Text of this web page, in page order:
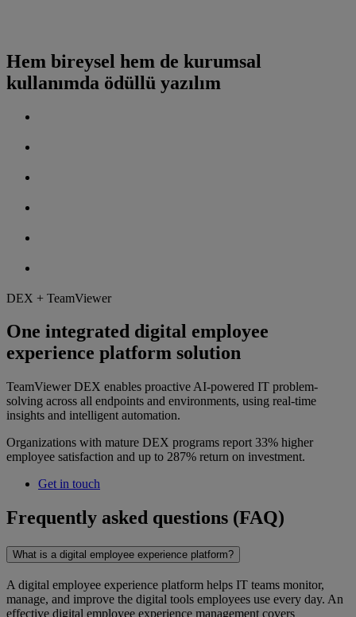
Hem bireysel hem de kurumsal
kullanımda ödüllü yazılım
DEX + TeamViewer
One integrated digital employee
experience platform solution
TeamViewer DEX enables proactive AI-powered IT problem-
solving across all endpoints and environments, using real-time
insights and intelligent automation.
Organizations with mature DEX programs report 33% higher
employee satisfaction and up to 287% return on investment.
Get in touch
Frequently asked questions (FAQ)
What is a digital employee experience platform?
A digital employee experience platform helps IT teams monitor,
manage, and improve the digital tools employees use every day. An
effective digital employee experience management covers